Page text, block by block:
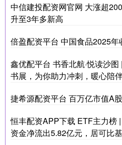
中信建投配资网官网 大涨超
升至3年多新高
倍盈配资平台 中国食品2025
鑫优配平台 书香北航·悦读沙
书展，为你助力冲刺，暖心陪
捷希源配资平台 百万亿市值A
恒丰配资APP下载 ETF主力榜
资金净流出5.82亿元，居可比